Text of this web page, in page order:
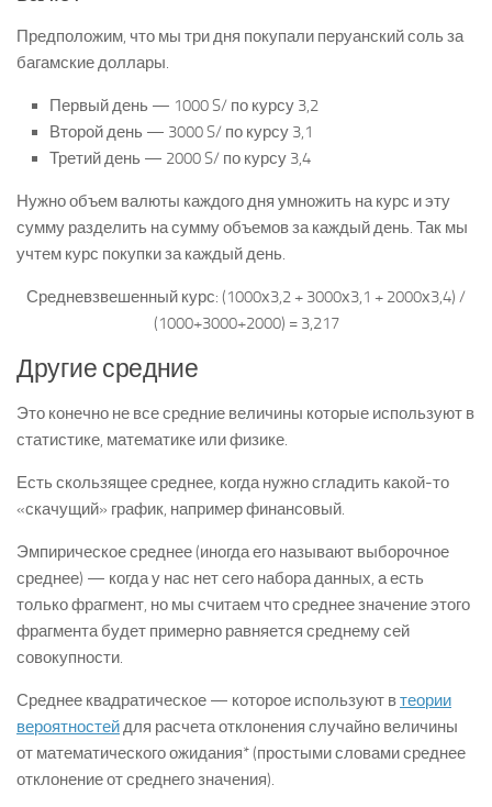
Предположим, что мы три дня покупали перуанский соль за
багамские доллары.
Первый день — 1000 S/ по курсу 3,2
Второй день — 3000 S/ по курсу 3,1
Третий день — 2000 S/ по курсу 3,4
Нужно объем валюты каждого дня умножить на курс и эту
сумму разделить на сумму объемов за каждый день. Так мы
учтем курс покупки за каждый день.
Средневзвешенный курс: (1000х3,2 + 3000х3,1 + 2000х3,4) /
(1000+3000+2000) = 3,217
Другие средние
Это конечно не все средние величины которые используют в
статистике, математике или физике.
Есть скользящее среднее, когда нужно сгладить какой-то
«скачущий» график, например финансовый.
Эмпирическое среднее (иногда его называют выборочное
среднее) — когда у нас нет сего набора данных, а есть
только фрагмент, но мы считаем что среднее значение этого
фрагмента будет примерно равняется среднему сей
совокупности.
Среднее квадратическое — которое используют втеории
вероятностейдля расчета отклонения случайно величины
от математического ожидания* (простыми словами среднее
отклонение от среднего значения).